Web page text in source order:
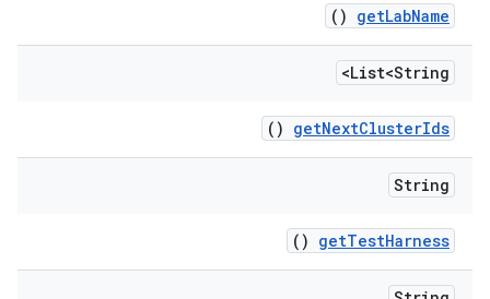
getLabName
()
List<String>
getNextClusterIds
()
String
getTestHarness
()